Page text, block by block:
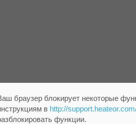
браузер блокирует некоторые
в http://
функции.